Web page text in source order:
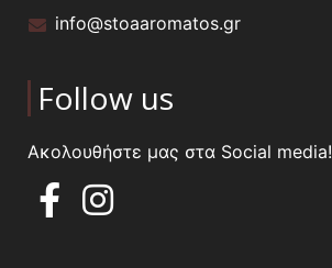
info@stoaaromatos.gr
Follow us
Ακολουθήστε μας στα Social media!